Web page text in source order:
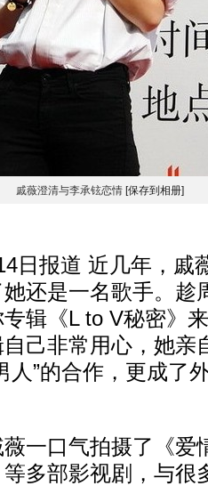
戚薇澄清与李承铉恋情 [保存到相册]
报道 近几年，戚
还是一名歌手。趁
辑《L to V秘密》
己非常用心，她亲
人”的合作，更成了
口气拍摄了《爱
等多部影视剧，与很